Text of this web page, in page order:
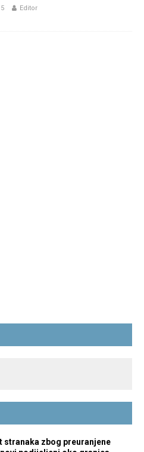
Editor
stranaka zbog preuranjene